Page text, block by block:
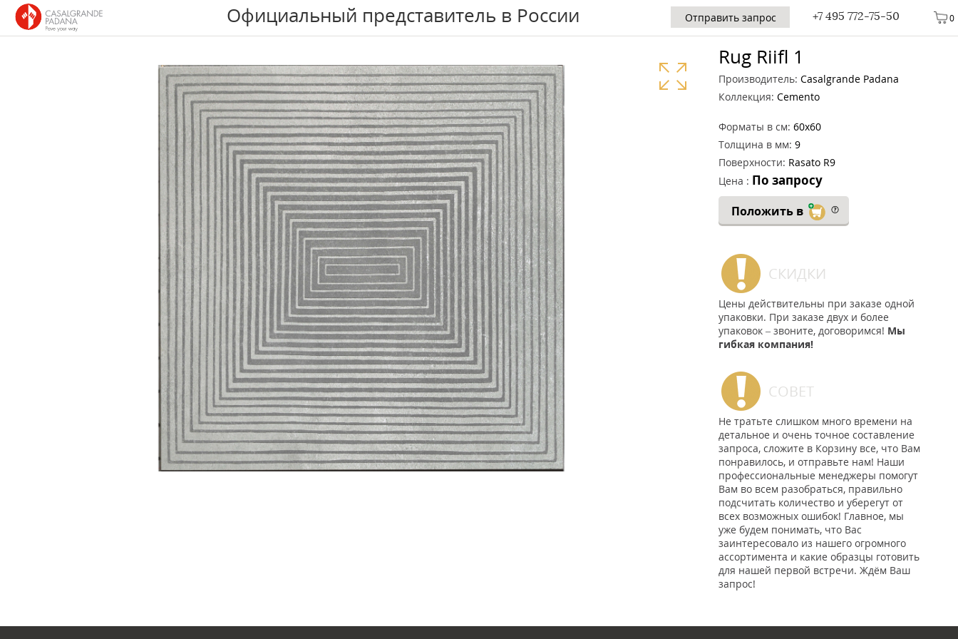
0
Официальный представитель в России +7 495 772-75-50
Отправить запрос
Rug Riifl 1
Производитель: Casalgrande Padana
Коллекция: Cemento
Форматы в см: 60x60
Толщина в мм: 9
Поверхности: Rasato R9
Цена : По запросу
Положить в
СКИДКИ
Цены действительны при заказе одной
упаковки. При заказе двух и более
упаковок – звоните, договоримся! Мы
гибкая компания!
СОВЕТ
Не тратьте слишком много времени на
детальное и очень точное составление
запроса, сложите в Корзину все, что Вам
понравилось, и отправьте нам! Наши
профессиональные менеджеры помогут
Вам во всем разобраться, правильно
подсчитать количество и уберегут от
всех возможных ошибок! Главное, мы
уже будем понимать, что Вас
заинтересовало из нашего огромного
ассортимента и какие образцы готовить
для нашей первой встречи. Ждём Ваш
запрос!